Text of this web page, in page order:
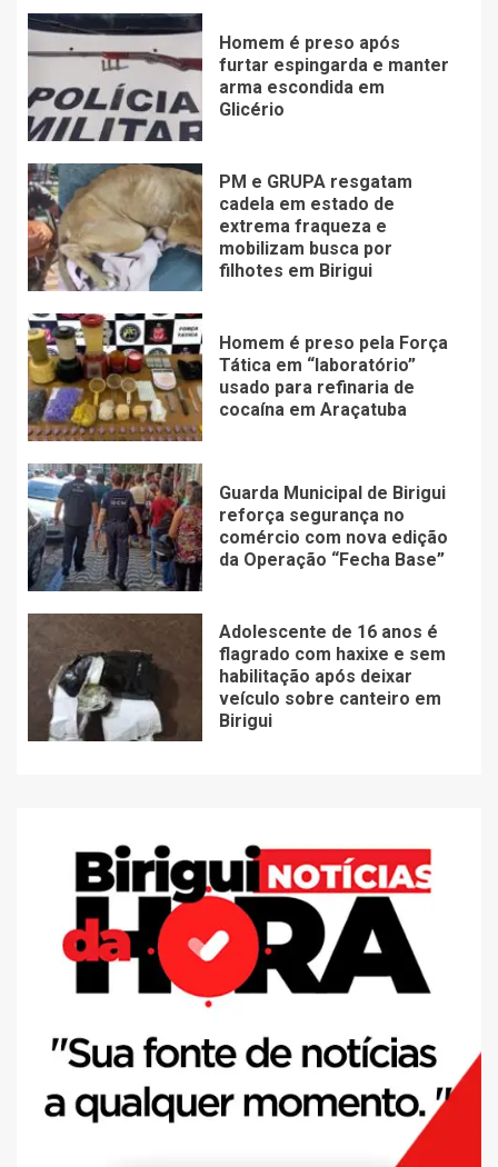
Homem é preso após
furtar espingarda e manter
arma escondida em
Glicério
PM e GRUPA resgatam
cadela em estado de
extrema fraqueza e
mobilizam busca por
filhotes em Birigui
Homem é preso pela Força
Tática em “laboratório”
usado para refinaria de
cocaína em Araçatuba
Guarda Municipal de Birigui
reforça segurança no
comércio com nova edição
da Operação “Fecha Base”
Adolescente de 16 anos é
flagrado com haxixe e sem
habilitação após deixar
veículo sobre canteiro em
Birigui